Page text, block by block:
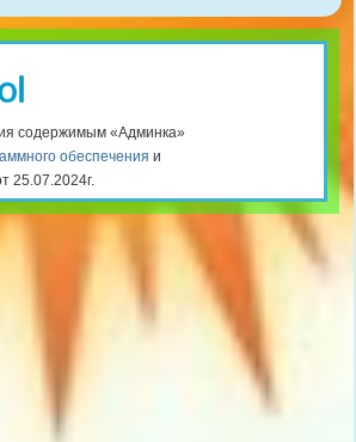
содержимым «Админка»
обеспечения и
25.07.2024г.